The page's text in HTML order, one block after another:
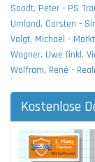
Soodt, Peter - PS
Umland, Carsten -
Voigt, Michael -
Wagner, Uwe (inkl.
Wolfram, René -
Kostenlose